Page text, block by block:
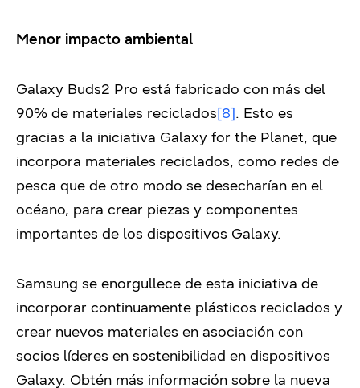
Menor impacto ambiental
Galaxy Buds2 Pro está fabricado con más del
90% de materiales reciclados[8]. Esto es
gracias a la iniciativa Galaxy for the Planet, que
incorpora materiales reciclados, como redes de
pesca que de otro modo se desecharían en el
océano, para crear piezas y componentes
importantes de los dispositivos Galaxy.
Samsung se enorgullece de esta iniciativa de
incorporar continuamente plásticos reciclados y
crear nuevos materiales en asociación con
socios líderes en sostenibilidad en dispositivos
Galaxy. Obtén más información sobre la nueva